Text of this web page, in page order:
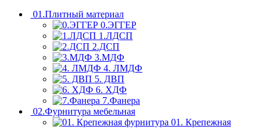
01.Плитный материал
0.ЭГГЕР
1.ЛДСП
2.ДСП
3.МДФ
4. ЛМДФ
5. ДВП
6. ХДФ
7.Фанера
02.Фурнитура мебельная
01. Крепежная